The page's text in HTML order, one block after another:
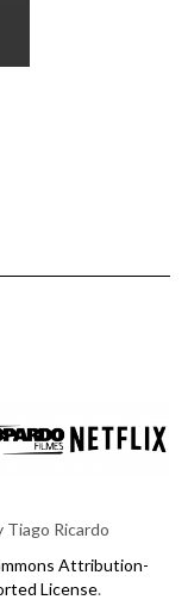
Tiago Ricardo
Attribution-
License.